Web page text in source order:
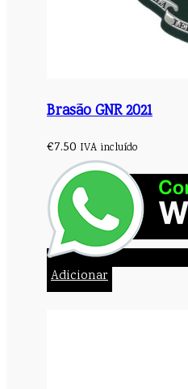
Brasão GNR 2021
€7.50 IVA incluído
Adicionar